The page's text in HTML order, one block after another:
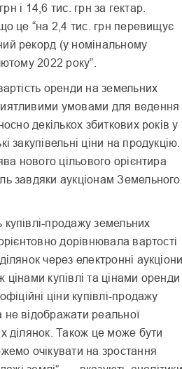
і 14,6 тис. грн за гектар.
це “на 2,4 тис. грн перевищує
рекорд (у номінальному
2022 року”.
оренди на земельних
умовами для ведення
декількох збиткових років у
закупівельні ціни на продукцію.
нового цільового орієнтира
завдяки аукціонам Земельного
продажу земельних
дорівнювала вартості
через електронні аукціони.
купівлі та цінами оренди
ціни купівлі-продажу
відображати реальної
ділянок. Також це може бути
очікувати на зростання